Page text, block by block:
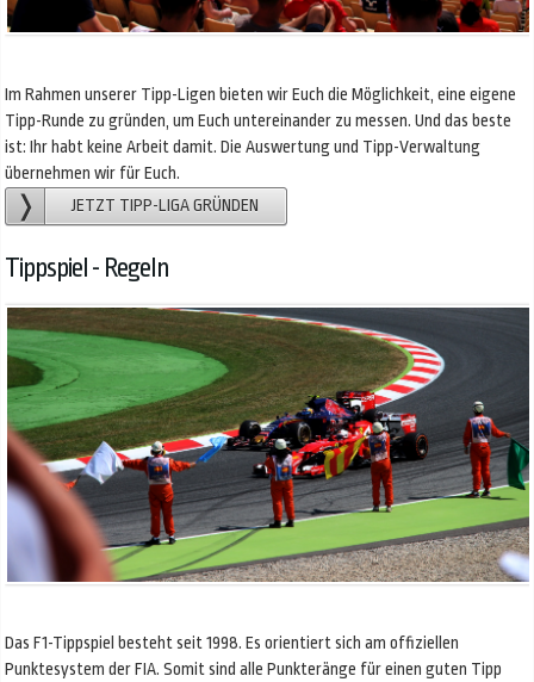
Im Rahmen unserer Tipp-Ligen bieten wir Euch die Möglichkeit, eine eigene
Tipp-Runde zu gründen, um Euch untereinander zu messen. Und das beste
ist: Ihr habt keine Arbeit damit. Die Auswertung und Tipp-Verwaltung
übernehmen wir für Euch.
JETZT TIPP-LIGA GRÜNDEN
Tippspiel - Regeln
Das F1-Tippspiel besteht seit 1998. Es orientiert sich am offiziellen
Punktesystem der FIA. Somit sind alle Punkteränge für einen guten Tipp